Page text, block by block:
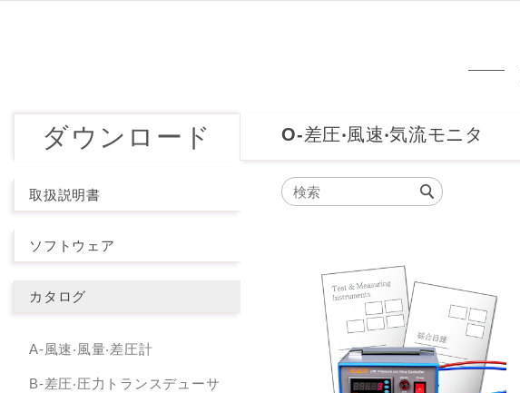
ダウンロード
取扱説明書
ソフトウェア
カタログ
A-風速‧風量‧差圧計
B-差圧‧圧力トランスデューサ
O-差圧‧風速‧気流モニタ